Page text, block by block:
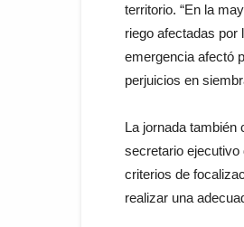
territorio. “En la
riego afectadas por
emergencia afectó
perjuicios en
La jornada también
secretario
criterios de
realizar una